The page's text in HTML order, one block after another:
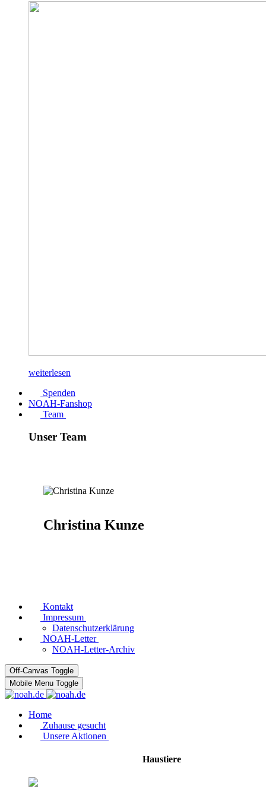
weiterlesen
Spenden
NOAH-Fanshop
Team
Unser Team
Christina Kunze
Kontakt
Impressum
Datenschutzerklärung
NOAH-Letter
NOAH-Letter-Archiv
Off-Canvas Toggle
Mobile Menu Toggle
Home
Zuhause gesucht
Unsere Aktionen
Haustiere